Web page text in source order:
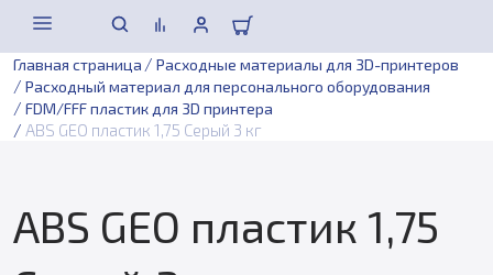
Главная страница / Расходные материалы для 3D-принтеров
/ Расходный материал для персонального оборудования
/ FDM/FFF пластик для 3D принтера
/ ABS GEO пластик 1,75 Серый 3 кг
ABS GEO пластик 1,75